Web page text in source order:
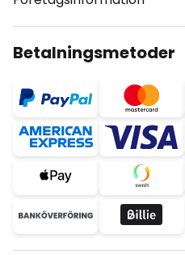
Betalningsmetoder